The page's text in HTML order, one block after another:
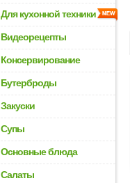
Для кухонной техники
Видеорецепты
Консервирование
Бутерброды
Закуски
Супы
Основные блюда
Салаты